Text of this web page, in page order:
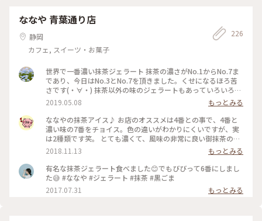
ななや 青葉通り店
静岡
カフェ, スイーツ・お菓子
226
世界で一番濃い抹茶ジェラート 抹茶の濃さがNo.1からNo.7ま
であり、今日はNo.3とNo.7を頂きました。くせになるほろ苦
さです(・∀・) 抹茶以外の味のジェラートもあっていろいろ食
べ比べてみるのもいいかも！ #静岡県 #おいしい時間 #抹茶ジ
ェラート
2019.05.08
もっとみる
ななやの抹茶アイス♪ お店のオススメは4番との事で、4番と
濃い味の7番をチョイス。色の違いがわかりにくいですが、実
は2種類です笑。 とても濃くて、風味の非常に良い御抹茶のア
イスです。静岡に行った際は是非✨ #アイス#静岡#ななや#抹
茶
2018.11.13
もっとみる
有名な抹茶ジェラート食べました😊でもびびって6番にしまし
た😅 #ななや #ジェラート #抹茶 #黒ごま
2017.07.31
もっとみる